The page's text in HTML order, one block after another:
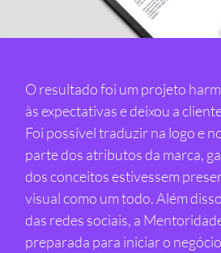
O resultado foi um projeto
às expectativas e deixou a
Foi possível traduzir na logo e
parte dos atributos da marca,
dos conceitos estivessem
visual como um todo. Além
das redes sociais, a
preparada para iniciar o